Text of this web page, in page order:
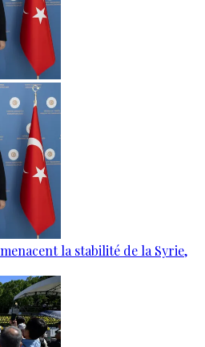
la stabilité de la Syrie,